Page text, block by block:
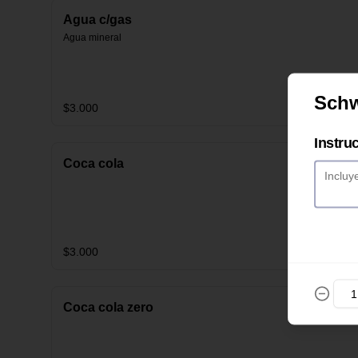
Agua c/gas
Agua mineral
$3.000
Coca cola
$3.000
Coca cola zero